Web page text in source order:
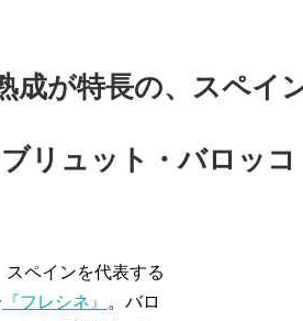
成が特長の、スペイ
ブリュット・バロッコ
ペインを代表する
『フレシネ』
。バロ